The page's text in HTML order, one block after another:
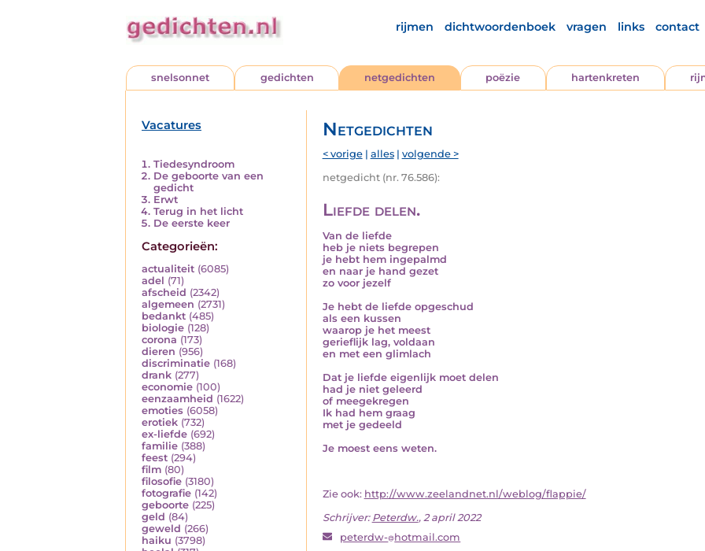
rijmen dichtwoordenboek vragen links contact
snelsonnet gedichten netgedichten poëzie hartenkreten
Vacatures
Tiedesyndroom
De geboorte van een
gedicht
Erwt
Terug in het licht
De eerste keer
Categorieën:
actualiteit (6085)
adel (71)
afscheid (2342)
algemeen (2731)
bedankt (485)
biologie (128)
corona (173)
dieren (956)
discriminatie (168)
drank (277)
economie (100)
eenzaamheid (1622)
emoties (6058)
erotiek (732)
ex-liefde (692)
familie (388)
feest (294)
film (80)
filosofie (3180)
fotografie (142)
geboorte (225)
geld (84)
geweld (266)
haiku (3798)
Netgedichten
< vorige| alles| volgende >
netgedicht (nr. 76.586):
Liefde delen.
Van de liefde
heb je niets begrepen
je hebt hem ingepalmd
en naar je hand gezet
zo voor jezelf
Je hebt de liefde opgeschud
als een kussen
waarop je het meest
gerieflijk lag, voldaan
en met een glimlach
Dat je liefde eigenlijk moet delen
had je niet geleerd
of meegekregen
Ik had hem graag
met je gedeeld
Je moest eens weten.
Zie ook: http://www.zeelandnet.nl/weblog/flappie/
Schrijver: Peterdw., 2 april 2022
peterdw- hotmail.com